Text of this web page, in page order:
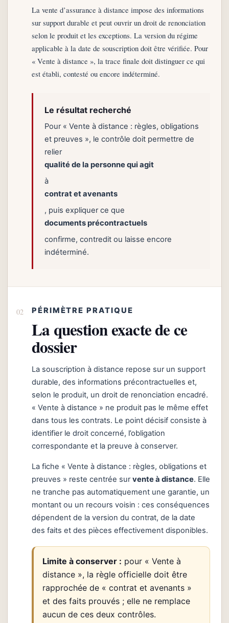
La vente d’assurance à distance impose des informations
sur support durable et peut ouvrir un droit de renonciation
selon le produit et les exceptions. La version du régime
applicable à la date de souscription doit être vérifiée. Pour
« Vente à distance », la trace finale doit distinguer ce qui
est établi, contesté ou encore indéterminé.
Le résultat recherché
Pour « Vente à distance : règles, obligations
et preuves », le contrôle doit permettre de
relier
qualité de la personne qui agit
à
contrat et avenants
, puis expliquer ce que
documents précontractuels
confirme, contredit ou laisse encore
indéterminé.
PÉRIMÈTRE PRATIQUE
La question exacte de ce
dossier
La souscription à distance repose sur un support
durable, des informations précontractuelles et,
selon le produit, un droit de renonciation encadré.
« Vente à distance » ne produit pas le même effet
dans tous les contrats. Le point décisif consiste à
identifier le droit concerné, l’obligation
correspondante et la preuve à conserver.
La fiche « Vente à distance : règles, obligations et
preuves » reste centrée survente à distance. Elle
ne tranche pas automatiquement une garantie, un
montant ou un recours voisin : ces conséquences
dépendent de la version du contrat, de la date
des faits et des pièces effectivement disponibles.
Limite à conserver : pour « Vente à
distance », la règle officielle doit être
rapprochée de « contrat et avenants »
et des faits prouvés ; elle ne remplace
aucun de ces deux contrôles.